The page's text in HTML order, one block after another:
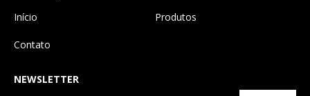
Início
Produtos
Contato
NEWSLETTER